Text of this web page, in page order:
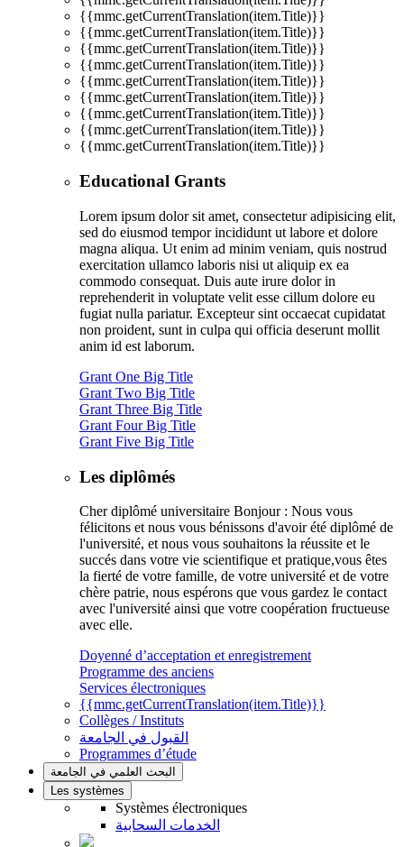
{{mmc.getCurrentTranslation(item.Title)}}
{{mmc.getCurrentTranslation(item.Title)}}
{{mmc.getCurrentTranslation(item.Title)}}
{{mmc.getCurrentTranslation(item.Title)}}
{{mmc.getCurrentTranslation(item.Title)}}
{{mmc.getCurrentTranslation(item.Title)}}
{{mmc.getCurrentTranslation(item.Title)}}
{{mmc.getCurrentTranslation(item.Title)}}
{{mmc.getCurrentTranslation(item.Title)}}
Educational Grants
Lorem ipsum dolor sit amet, consectetur adipisicing elit,
sed do eiusmod tempor incididunt ut labore et dolore
magna aliqua. Ut enim ad minim veniam, quis nostrud
exercitation ullamco laboris nisi ut aliquip ex ea
commodo consequat. Duis aute irure dolor in
reprehenderit in voluptate velit esse cillum dolore eu
fugiat nulla pariatur. Excepteur sint occaecat cupidatat
non proident, sunt in culpa qui officia deserunt mollit
anim id est laborum.
Grant One Big Title
Grant Two Big Title
Grant Three Big Title
Grant Four Big Title
Grant Five Big Title
Les diplômés
Cher diplômé universitaire Bonjour : Nous vous
félicitons et nous vous bénissons d'avoir été diplômé de
l'université, et nous vous souhaitons la réussite et le
succés dans votre vie scientifique et pratique,vous êtes
la fierté de votre famille, de votre université et de votre
chère patrie, nous espérons que vous gardez le contact
avec l'université ainsi que votre coopération fructueuse
avec elle.
Doyenné d’acceptation et enregistrement
Programme des anciens
Services électroniques
{{mmc.getCurrentTranslation(item.Title)}}
Collèges / Instituts
القبول في الجامعة
Programmes d’étude
البحث العلمي في الجامعة
Les systèmes
Systèmes électroniques
الخدمات السحابية